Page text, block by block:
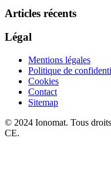
Articles récents
Légal
Mentions légales
Politique de
Cookies
Contact
Sitemap
© 2024 Ionomat. Tous
CE.